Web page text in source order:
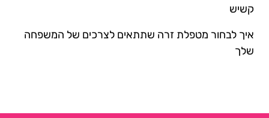
קשיש
איך לבחור מטפלת זרה שתתאים לצרכים של המשפחה
שלך